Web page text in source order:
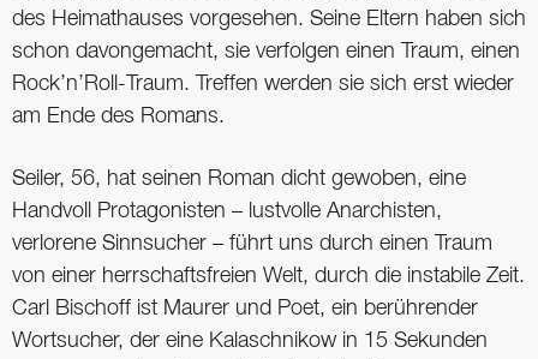
des Heimathauses vorgesehen. Seine Eltern haben sich
schon davongemacht, sie verfolgen einen Traum, einen
Rock’n’Roll-Traum. Treffen werden sie sich erst wieder
am Ende des Romans.
Seiler, 56, hat seinen Roman dicht gewoben, eine
Handvoll Protagonisten – lustvolle Anarchisten,
verlorene Sinnsucher – führt uns durch einen Traum
von einer herrschaftsfreien Welt, durch die instabile Zeit.
Carl Bischoff ist Maurer und Poet, ein berührender
Wortsucher, der eine Kalaschnikow in 15 Sekunden